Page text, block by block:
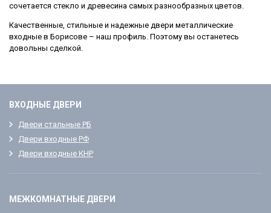
сочетается стекло и древесина самых разнообразных цветов.
Качественные, стильные и надежные двери металлические
входные в Борисове – наш профиль. Поэтому вы останетесь
довольны сделкой.
ВХОДНЫЕ ДВЕРИ
Двeри стальные РБ
Двeри входныe РФ
Двeри входныe КНР
МЕЖКОМНАТНЫЕ ДВЕРИ